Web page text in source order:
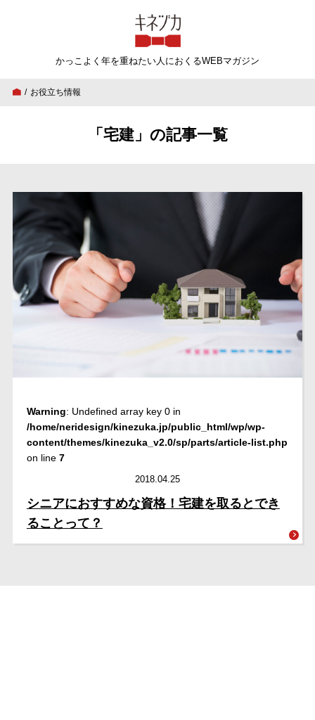
キネヅカ
かっこよく年を重ねたい人 におくるWEBマガジン
お役立ち情報
「宅建」の記事一覧
Warning: Undefined array key 0 in
/home/neridesign/kinezuka.jp/public_html/wp/wp-
content/themes/kinezuka_v2.0/sp/parts/article-list.php
on line 7
2018.04.25
シニアにおすすめな資格！宅建を取るとでき
ることって？